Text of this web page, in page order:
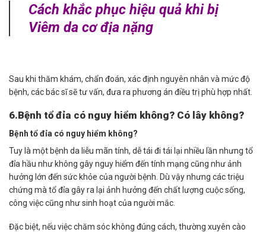
Cách khắc phục hiệu quả khi bị
Viêm da cơ địa nặng
Sau khi thăm khám, chẩn đoán, xác định nguyên nhân và mức độ
bệnh, các bác sĩ sẽ tư vấn, đưa ra phương án điều trị phù hợp nhất.
6.Bệnh tổ đỉa có nguy hiểm không? Có lây không?
Bệnh tổ đỉa có nguy hiểm không?
Tuy là một bệnh da liễu mãn tính, dễ tái đi tái lại nhiều lần nhưng tổ
đỉa hầu như không gây nguy hiểm đến tính mạng cũng như ảnh
hưởng lớn đến sức khỏe của người bệnh. Dù vậy nhưng các triệu
chứng mà tổ đỉa gây ra lại ảnh hưởng đến chất lượng cuộc sống,
công việc cũng như sinh hoạt của người mắc.
Đặc biệt, nếu việc chăm sóc không đúng cách, thường xuyên cào